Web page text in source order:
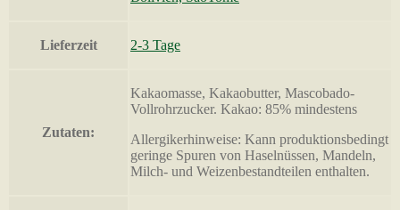
Lieferzeit 2-3 Tage
Zutaten:
Kakaomasse, Kakaobutter, Mascobado-
Vollrohrzucker. Kakao: 85% mindestens
Allergikerhinweise: Kann produktionsbedingt
geringe Spuren von Haselnüssen, Mandeln,
Milch- und Weizenbestandteilen enthalten.